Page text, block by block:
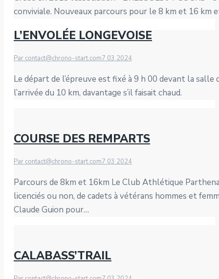
conviviale. Nouveaux parcours pour le 8 km et 16 km
L’ENVOLÉE LONGEVOISE
Par contact@chrono-start.com7 03 2024
Le départ de l’épreuve est fixé à 9 h 00 devant la
l’arrivée du 10 km, davantage s’il faisait chaud.
COURSE DES REMPARTS
Par contact@chrono-start.com7 03 2024
Parcours de 8km et 16km Le Club Athlétique
licenciés ou non, de cadets à vétérans hommes et
Claude Guion pour…
CALABASS’TRAIL